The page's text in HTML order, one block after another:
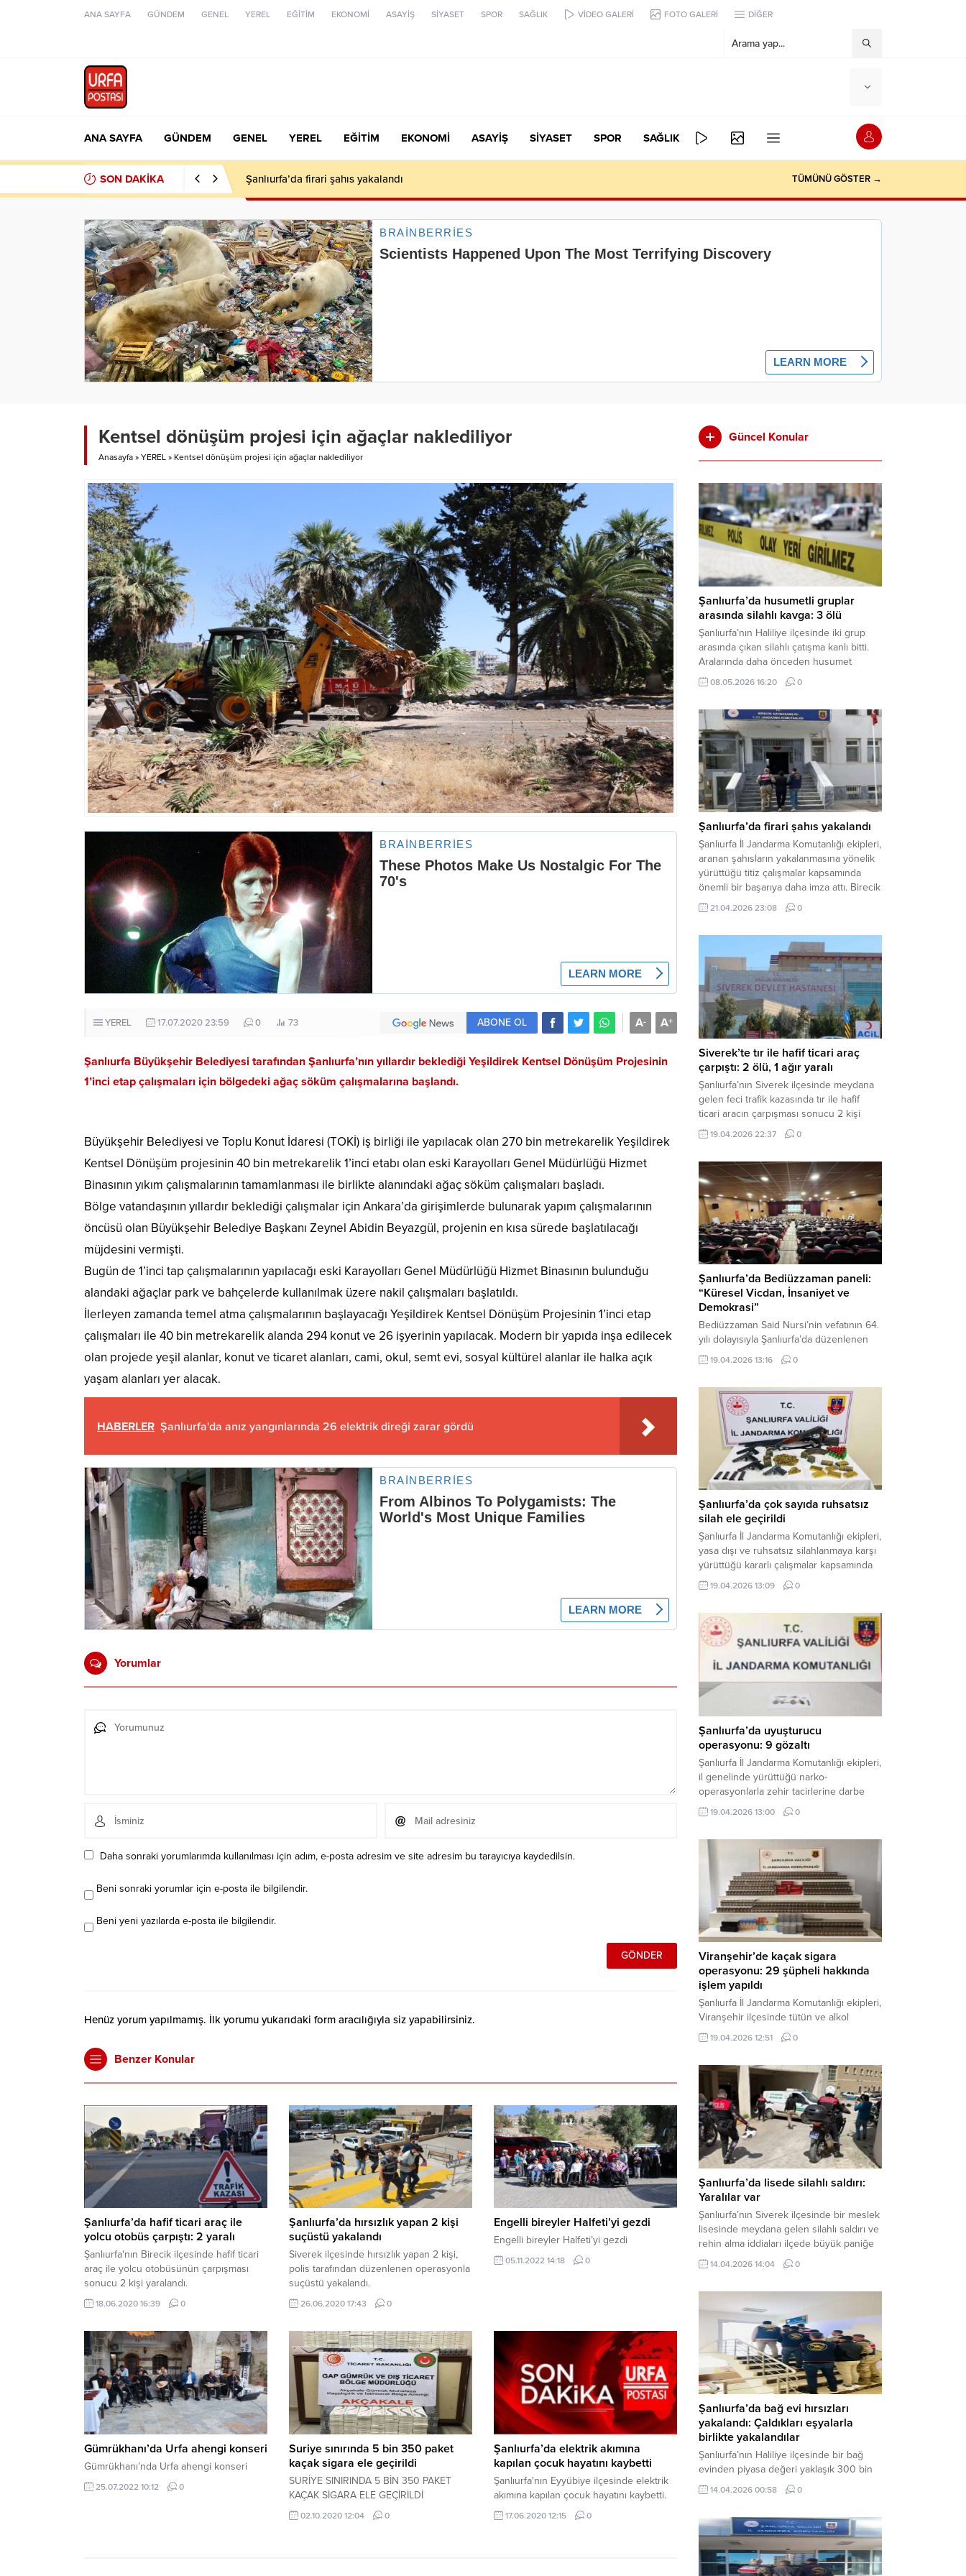
ANA SAYFA GÜNDEM GENEL YEREL EĞİTİM EKONOMİ ASAYİŞ SİYASET SPOR SAĞLIK VİDEO GALERİ FOTO GALERİ DİĞER
ANA SAYFA GÜNDEM GENEL YEREL EĞİTİM EKONOMİ ASAYİŞ SİYASET SPOR SAĞLIK
SON DAKİKA Şanlıurfa’da firari şahıs yakalandı TÜMÜNÜ GÖSTER →
Kentsel dönüşüm projesi için ağaçlar naklediliyor
Anasayfa » YEREL » Kentsel dönüşüm projesi için ağaçlar naklediliyor
YEREL 17.07.2020 23:59 0 73 A+
A-
ABONE OL
Şanlıurfa Büyükşehir Belediyesi tarafından Şanlıurfa’nın yıllardır beklediği Yeşildirek Kentsel Dönüşüm Projesinin
1’inci etap çalışmaları için bölgedeki ağaç söküm çalışmalarına başlandı.
Büyükşehir Belediyesi ve Toplu Konut İdaresi (TOKİ) iş birliği ile yapılacak olan 270 bin metrekarelik Yeşildirek
Kentsel Dönüşüm projesinin 40 bin metrekarelik 1’inci etabı olan eski Karayolları Genel Müdürlüğü Hizmet
Binasının yıkım çalışmalarının tamamlanması ile birlikte alanındaki ağaç söküm çalışmaları başladı.
Bölge vatandaşının yıllardır beklediği çalışmalar için Ankara’da girişimlerde bulunarak yapım çalışmalarının
öncüsü olan Büyükşehir Belediye Başkanı Zeynel Abidin Beyazgül, projenin en kısa sürede başlatılacağı
müjdesini vermişti.
Bugün de 1’inci tap çalışmalarının yapılacağı eski Karayolları Genel Müdürlüğü Hizmet Binasının bulunduğu
alandaki ağaçlar park ve bahçelerde kullanılmak üzere nakil çalışmaları başlatıldı.
İlerleyen zamanda temel atma çalışmalarının başlayacağı Yeşildirek Kentsel Dönüşüm Projesinin 1’inci etap
çalışmaları ile 40 bin metrekarelik alanda 294 konut ve 26 işyerinin yapılacak. Modern bir yapıda inşa edilecek
olan projede yeşil alanlar, konut ve ticaret alanları, cami, okul, semt evi, sosyal kültürel alanlar ile halka açık
yaşam alanları yer alacak.
HABERLER Şanlıurfa'da anız yangınlarında 26 elektrik direği zarar gördü
Yorumlar
Daha sonraki yorumlarımda kullanılması için adım, e-posta adresim ve site adresim bu tarayıcıya kaydedilsin.
Beni sonraki yorumlar için e-posta ile bilgilendir.
Beni yeni yazılarda e-posta ile bilgilendir.
Henüz yorum yapılmamış. İlk yorumu yukarıdaki form aracılığıyla siz yapabilirsiniz.
Benzer Konular
Şanlıurfa’da hafif ticari araç ile
yolcu otobüs çarpıştı: 2 yaralı
Şanlıurfa'nın Birecik ilçesinde hafif ticari
araç ile yolcu otobüsünün çarpışması
sonucu 2 kişi yaralandı.
18.06.2020 16:39 0
Şanlıurfa’da hırsızlık yapan 2 kişi
suçüstü yakalandı
Siverek ilçesinde hırsızlık yapan 2 kişi,
polis tarafından düzenlenen operasyonla
suçüstü yakalandı.
26.06.2020 17:43 0
Engelli bireyler Halfeti’yi gezdi
Engelli bireyler Halfeti’yi gezdi
05.11.2022 14:18 0
Gümrükhanı’da Urfa ahengi konseri
Gümrükhanı’nda Urfa ahengi konseri
25.07.2022 10:12 0
Suriye sınırında 5 bin 350 paket
kaçak sigara ele geçirildi
SURİYE SINIRINDA 5 BİN 350 PAKET
KAÇAK SİGARA ELE GEÇİRİLDİ
02.10.2020 12:04 0
Şanlıurfa’da elektrik akımına
kapılan çocuk hayatını kaybetti
Şanlıurfa'nın Eyyübiye ilçesinde elektrik
akımına kapılan çocuk hayatını kaybetti.
17.06.2020 12:15 0
Güncel Konular
Şanlıurfa’da husumetli gruplar
arasında silahlı kavga: 3 ölü
Şanlıurfa’nın Haliliye ilçesinde iki grup
arasında çıkan silahlı çatışma kanlı bitti.
Aralarında daha önceden husumet
olduğu öğrenilen tarafların kavgası
neticesinde 3 kişi olay yerinde yaşamını
ilçesine bağlı kırsal Konaç Mahallesi’nde
meydana geldi. Edinilen bilgilere göre,
aralarında husumet bulunan iki grup
arasında henüz belirlenemeyen bir...
08.05.2026 16:20 0
Şanlıurfa’da firari şahıs yakalandı
Şanlıurfa İl Jandarma Komutanlığı ekipleri,
aranan şahısların yakalanmasına yönelik
yürüttüğü titiz çalışmalar kapsamında
önemli bir başarıya daha imza attı. Birecik
ilçesinde düzenlenen operasyonla,
hakkında kesinleşmiş hapis cezası
teslim edildi. Haber Merkezi – Şanlıurfa
Valiliği İl Basın ve Halkla İlişkiler
Müdürlüğü tarafından yapılan açıklamaya
göre; İl...
21.04.2026 23:08 0
Siverek’te tır ile hafif ticari araç
çarpıştı: 2 ölü, 1 ağır yaralı
Şanlıurfa’nın Siverek ilçesinde meydana
gelen feci trafik kazasında tır ile hafif
ticari aracın çarpışması sonucu 2 kişi
yaşamını yitirdi, 1 kişi ise ağır yaralandı.
Haber Merkezi – Siverek-Adıyaman kara
çarpışması sonucu meydana gelen
kazada can pazarı yaşandı. Kafa Kafaya
Çarpıştılar Edinilen bilgilere göre,
Hüseyin Çelik (29)...
19.04.2026 22:37 0
Şanlıurfa’da Bediüzzaman paneli:
“Küresel Vicdan, İnsaniyet ve
Demokrasi”
Bediüzzaman Said Nursi’nin vefatının 64.
yılı dolayısıyla Şanlıurfa’da düzenlenen
panelde, günümüzün manevi ve
toplumsal sorunlarına Risale-i Nur
Necmettin Cevheri Kültür Merkezi’nde
gerçekleştirilen “Küresel Vicdan,
İnsaniyet ve Demokrasi” başlıklı panel,
hürriyet, adalet ve hukuk vurgularıyla
yoğun katılıma sahne oldu. Haber
Merkezi – Bediüzzaman Eğitim Kültür ve
Sanat...
19.04.2026 13:16 0
Şanlıurfa’da çok sayıda ruhsatsız
silah ele geçirildi
Şanlıurfa İl Jandarma Komutanlığı ekipleri,
yasa dışı ve ruhsatsız silahlanmaya karşı
yürüttüğü kararlı çalışmalar kapsamında
Bozova ilçesinde bir ikamete operasyon
düzenledi. Yapılan aramada çok sayıda
mühimmat ele geçirildi. Haber Merkezi –
Şanlıurfa Valiliği İl Basın ve Halkla İlişkiler
Müdürlüğü tarafından yapılan açıklamaya
göre; 17 Nisan...
19.04.2026 13:09 0
Şanlıurfa’da uyuşturucu
operasyonu: 9 gözaltı
Şanlıurfa İl Jandarma Komutanlığı ekipleri,
il genelinde yürüttüğü narko-
operasyonlarla zehir tacirlerine darbe
indirdi. Üç ilçede eş zamanlı
gerçekleştirilen faaliyetlerde çeşitli
şüpheli hakkında adli işlem başlatıldı.
Haber Merkezi – Şanlıurfa Valiliği İl Basın
ve Halkla İlişkiler Müdürlüğü’nden yapılan
açıklamaya göre, İl Jandarma Komutanlığı
tarafından “Narkotik Suçlarla...
19.04.2026 13:00 0
Viranşehir’de kaçak sigara
operasyonu: 29 şüpheli hakkında
işlem yapıldı
Şanlıurfa İl Jandarma Komutanlığı ekipleri,
Viranşehir ilçesinde tütün ve alkol
kaçakçılığına yönelik yürüttüğü kapsamlı
çalışmalar neticesinde binlerce paket
Operasyon kapsamında çok sayıda şahıs
hakkında adli süreç başlatıldı. Haber
Merkezi – Şanlıurfa Valiliği bünyesinde İl
Jandarma Komutanlığı tarafından
gerçekleştirilen “Tütün ve Alkol
Kaçakçılarına Yönelik Çalışmalar” tüm...
19.04.2026 12:51 0
Şanlıurfa’da lisede silahlı saldırı:
Yaralılar var
Şanlıurfa’nın Siverek ilçesinde bir meslek
lisesinde meydana gelen silahlı saldırı ve
rehin alma iddiaları ilçede büyük paniğe
neden oldu. Olay yerine çok sayıda özel
harekat polisi ve sağlık ekibi sevk
çalışmaları devam ediyor. Haber Merkezi
– Siverek ilçesi Hasan Çelebi
Mahallesi’nde bulunan Ahmet Koyuncu
Mesleki...
14.04.2026 14:04 0
Şanlıurfa’da bağ evi hırsızları
yakalandı: Çaldıkları eşyalarla
birlikte yakalandılar
Şanlıurfa’nın Haliliye ilçesinde bir bağ
evinden piyasa değeri yaklaşık 300 bin
TL olan eşyaları çalan şüpheliler,
jandarmanın başarılı operasyonuyla
şüpheliden 2’si tutuklanarak cezaevine
gönderildi. Haber Merkezi – Şanlıurfa İl
Jandarma Komutanlığı, “Faili Meçhul
Hırsızlık Olaylarının Aydınlatılmasına”
14.04.2026 00:58 0